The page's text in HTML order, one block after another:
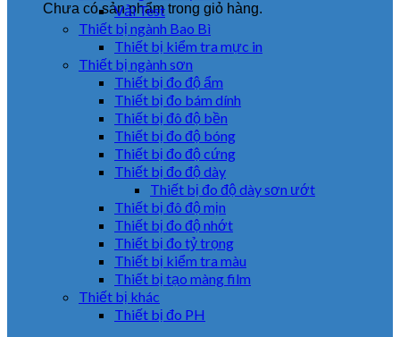
Chưa có sản phẩm trong giỏ hàng.
Vải Test
Thiết bị ngành Bao Bì
Thiết bị kiểm tra mực in
Thiết bị ngành sơn
Thiết bị đo độ ẩm
Thiết bị đo bám dính
Thiết bị đô độ bền
Thiết bị đo độ bóng
Thiết bị đo độ cứng
Thiết bị đo độ dày
Thiết bị đo độ dày sơn ướt
Thiết bị đô độ mịn
Thiết bị đo độ nhớt
Thiết bị đo tỷ trọng
Thiết bị kiểm tra màu
Thiết bị tạo màng film
Thiết bị khác
Thiết bị đo PH